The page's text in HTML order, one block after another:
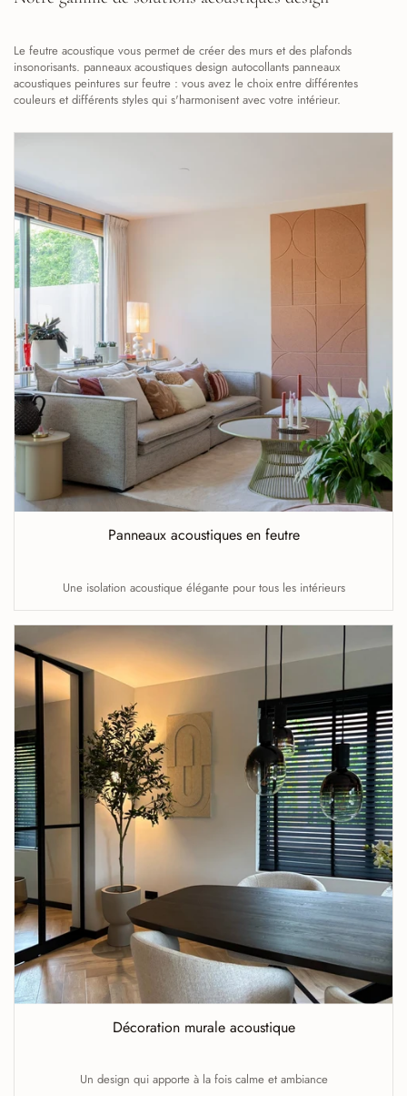
Le feutre acoustique vous permet de créer des murs et des plafonds
insonorisants. panneaux acoustiques design autocollants panneaux
acoustiques peintures sur feutre : vous avez le choix entre différentes
couleurs et différents styles qui s'harmonisent avec votre intérieur.
Panneaux acoustiques en feutre
Une isolation acoustique élégante pour tous les intérieurs
Décoration murale acoustique
Un design qui apporte à la fois calme et ambiance